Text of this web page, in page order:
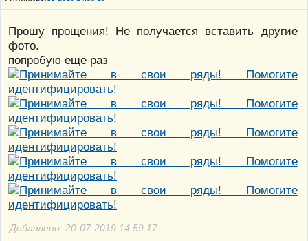
Прошу прощения! Не получается вставить другие
фото.
попробую еще раз
Добавлено: 20-07-2019 14:59:17